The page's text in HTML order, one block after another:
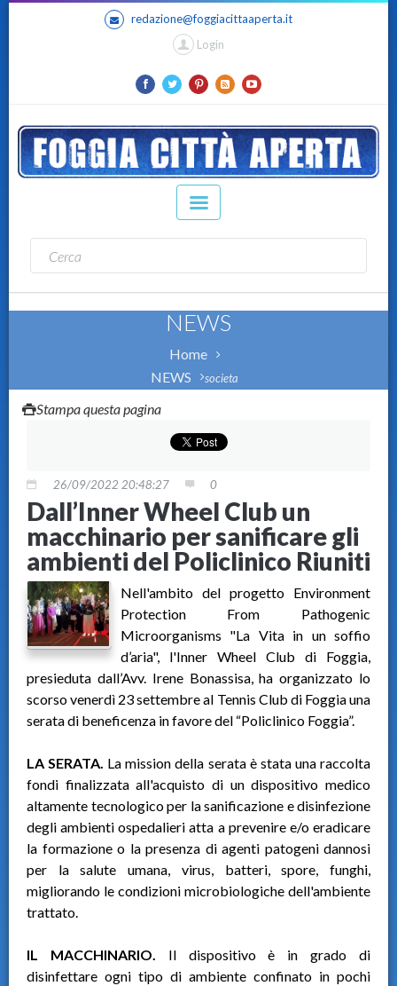
redazione@foggiacittaaperta.it
Login
NEWS
Home
NEWS
societa
Stampa questa pagina
26/09/2022 20:48:27 0
Dall’Inner Wheel Club un
macchinario per sanificare gli
ambienti del Policlinico Riuniti
Nell'ambito del progetto Environment
Protection From Pathogenic
Microorganisms "La Vita in un soffio
d’aria", l'Inner Wheel Club di Foggia,
presieduta dall’Avv. Irene Bonassisa, ha organizzato lo
scorso venerdì 23 settembre al Tennis Club di Foggia una
serata di beneficenza in favore del “Policlinico Foggia”.
LA SERATA. La mission della serata è stata una raccolta
fondi finalizzata all'acquisto di un dispositivo medico
altamente tecnologico per la sanificazione e disinfezione
degli ambienti ospedalieri atta a prevenire e/o eradicare
la formazione o la presenza di agenti patogeni dannosi
per la salute umana, virus, batteri, spore, funghi,
migliorando le condizioni microbiologiche dell'ambiente
trattato.
IL MACCHINARIO. Il dispositivo è in grado di
disinfettare ogni tipo di ambiente confinato in pochi